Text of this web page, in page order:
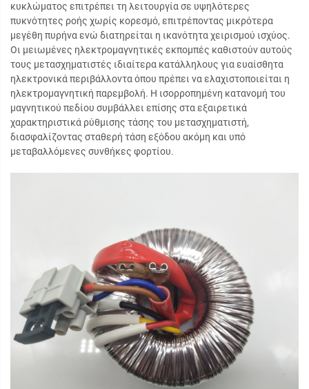
κυκλώματος επιτρέπει τη λειτουργία σε υψηλότερες
πυκνότητες ροής χωρίς κορεσμό, επιτρέποντας μικρότερα
μεγέθη πυρήνα ενώ διατηρείται η ικανότητα χειρισμού ισχύος.
Οι μειωμένες ηλεκτρομαγνητικές εκπομπές καθιστούν αυτούς
τους μετασχηματιστές ιδιαίτερα κατάλληλους για ευαίσθητα
ηλεκτρονικά περιβάλλοντα όπου πρέπει να ελαχιστοποιείται η
ηλεκτρομαγνητική παρεμβολή. Η ισορροπημένη κατανομή του
μαγνητικού πεδίου συμβάλλει επίσης στα εξαιρετικά
χαρακτηριστικά ρύθμισης τάσης του μετασχηματιστή,
διασφαλίζοντας σταθερή τάση εξόδου ακόμη και υπό
μεταβαλλόμενες συνθήκες φορτίου.